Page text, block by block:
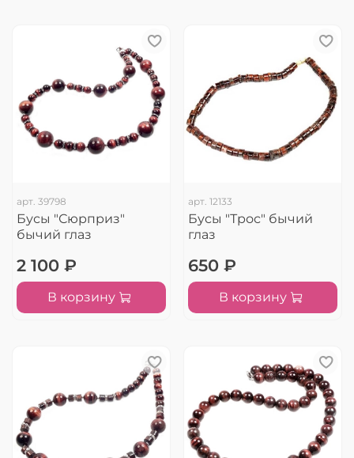
арт. 39798
Бусы "Сюрприз"
бычий глаз
2 100 ₽
В корзину
арт. 12133
Бусы "Трос" бычий
глаз
650 ₽
В корзину